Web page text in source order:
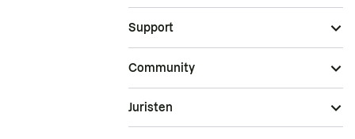
Support
Community
Juristen